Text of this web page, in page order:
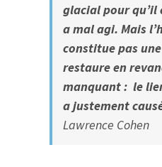
glacial pour qu’il
a mal agi. Mais
constitue pas
restaure en
manquant : le
a justement
Lawrence Cohen